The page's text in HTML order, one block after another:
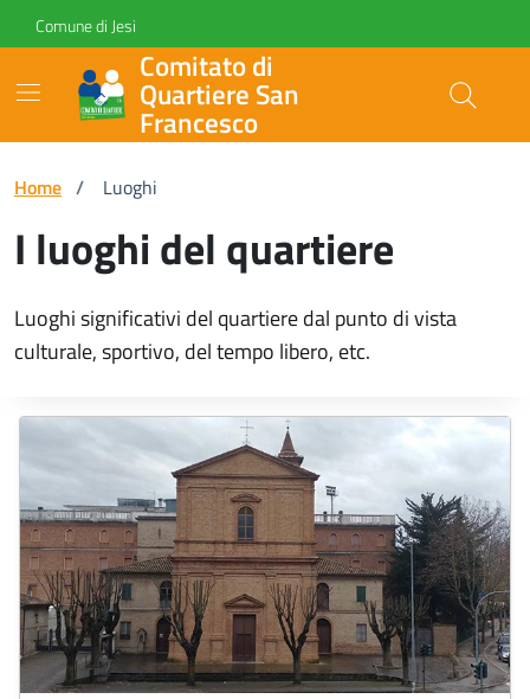
Skip to Main Content
Vai ai contenuti
Vai al footer
Comune di Jesi
Comitato di
Quartiere San
Francesco
Home / Luoghi
I luoghi del quartiere
Luoghi significativi del quartiere dal punto di vista
culturale, sportivo, del tempo libero, etc.